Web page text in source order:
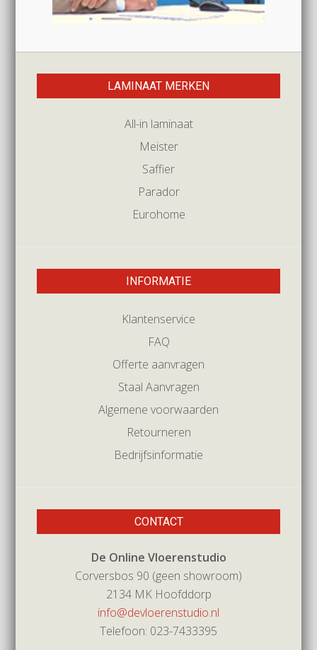
LAMINAAT MERKEN
All-in laminaat
Meister
Saffier
Parador
Eurohome
INFORMATIE
Klantenservice
FAQ
Offerte aanvragen
Staal Aanvragen
Algemene voorwaarden
Retourneren
Bedrijfsinformatie
CONTACT
De Online Vloerenstudio
Corversbos 90 (geen showroom)
2134 MK Hoofddorp
info@devloerenstudio.nl
Telefoon: 023-7433395